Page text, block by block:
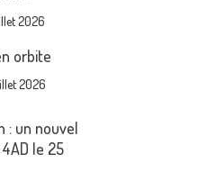
2026
orbite
2026
: un nouvel
le 25